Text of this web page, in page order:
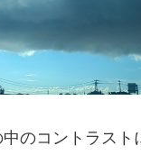
のコントラスト